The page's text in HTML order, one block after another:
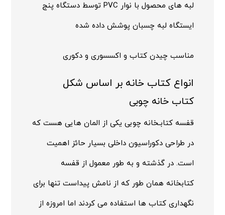
لبه های محصول با نوار PVC توسط دستگاه پنج
ایستگاه لبه چسبان پوشش داده شده
مناسب چیدن کتاب و اکسسوری و دکوری
انواع کتاب خانه بر اساس شکل
کتاب خانه چوبی
قفسه کتابـخانه چوبی یکی از المان هایی هست که
در طراحی دکوراسیون داخلی بسیار حائز اهمیت
است. در گذشته و به طور معمول از قفسه
کتابخانه همان طور که از نامش پیداست تنها برای
نگهداری کتاب ها استفاده می کردند اما امروزه از